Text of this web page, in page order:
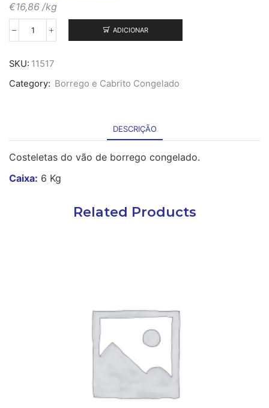
€16,86 /kg
Quantidade
Costeletas
Borrego
ADICIONAR
SKU: 11517
Category: Borrego e Cabrito Congelado
DESCRIÇÃO
Costeletas do vão de borrego congelado.
Caixa: 6 Kg
Related Products